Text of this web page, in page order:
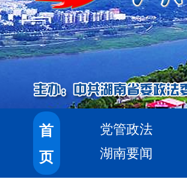
首
页
党管政法
湖南要闻